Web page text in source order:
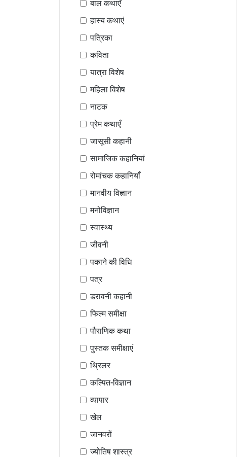
बाल कथाएँ
हास्य कथाएं
पत्रिका
कविता
यात्रा विशेष
महिला विशेष
नाटक
प्रेम कथाएँ
जासूसी कहानी
सामाजिक कहानियां
रोमांचक कहानियाँ
मानवीय विज्ञान
मनोविज्ञान
स्वास्थ्य
जीवनी
पकाने की विधि
पत्र
डरावनी कहानी
फिल्म समीक्षा
पौराणिक कथा
पुस्तक समीक्षाएं
थ्रिलर
कल्पित-विज्ञान
व्यापार
खेल
जानवरों
ज्योतिष शास्त्र